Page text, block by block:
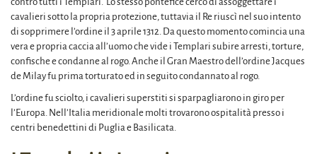
cavalieri sotto la propria protezione, tuttavia il Re riuscì nel suo intento
di sopprimere l’ordine il 3 aprile 1312. Da questo momento comincia una
vera e propria caccia all’uomo che vide i Templari subire arresti, torture,
confische e condanne al rogo. Anche il Gran Maestro dell’ordine Jacques
de Milay fu prima torturato ed in seguito condannato al rogo.
L’ordine fu sciolto, i cavalieri superstiti si sparpagliarono in giro per
l’Europa. Nell’Italia meridionale molti trovarono ospitalità presso i
centri benedettini di Puglia e Basilicata.